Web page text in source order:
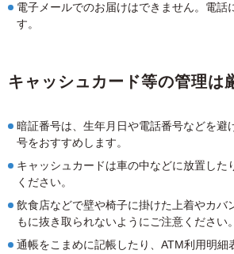
電子メールでのお届けはできません。電話
す。
キャッシュカード等の管理は
暗証番号は、生年月日や電話番号などを避
号をおすすめします。
キャッシュカードは車の中などに放置した
ください。
飲食店などで壁や椅子に掛けた上着やカバ
もに抜き取られないようにご注意ください。
通帳をこまめに記帳したり、ATM利用明細